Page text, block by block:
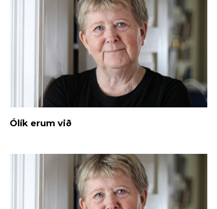
Ólík erum við